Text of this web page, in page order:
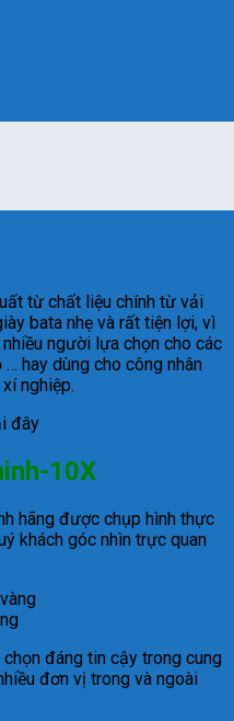
từ chất liệu chính từ vải
bata nhẹ và rất tiện lợi, vì
người lựa chọn cho các
hay dùng cho công nhân
nghiệp.
đây
10X
hãng được chụp hình thực
khách góc nhìn trực quan
chọn đáng tin cậy trong cung
đơn vị trong và ngoài